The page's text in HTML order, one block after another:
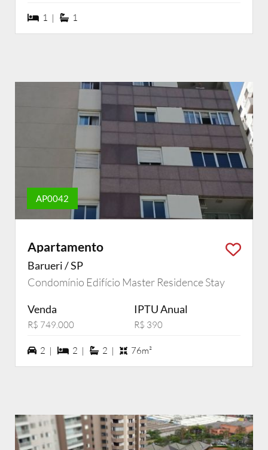
1 dormiórios
1 | 1 suítes
1
AP0042
Apartamento
Barueri / SP
Condomínio Edifício Master Residence Stay
Venda
R$ 749.000
IPTU Anual
R$ 390
2 vagas na garagem
2 | 2 dormiórios
2 | 2 suítes
2 | 76m²